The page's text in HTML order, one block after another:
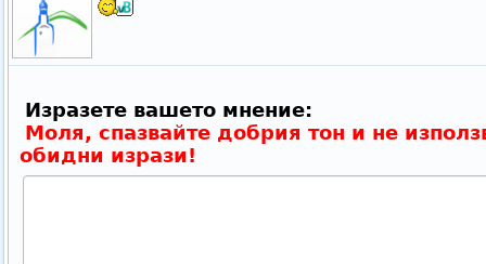
Изразете вашето мнение:
Моля, спазвайте добрия тон и не
обидни изрази!